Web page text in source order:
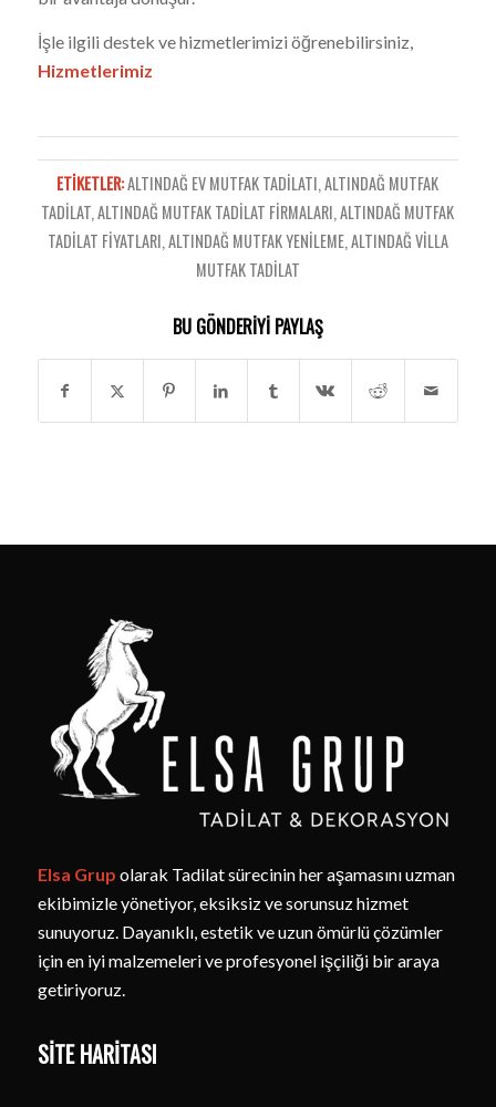
İşle ilgili destek ve hizmetlerimizi öğrenebilirsiniz,
Hizmetlerimiz
ETIKETLER:ALTINDAĞ EV MUTFAK TADILATI,ALTINDAĞ MUTFAK
TADILAT,ALTINDAĞ MUTFAK TADILAT FIRMALARI,ALTINDAĞ MUTFAK
TADILAT FIYATLARI,ALTINDAĞ MUTFAK YENILEME,ALTINDAĞ VILLA
MUTFAK TADILAT
BU GÖNDERIYI PAYLAŞ
Elsa Grup olarak Tadilat sürecinin her aşamasını uzman
ekibimizle yönetiyor, eksiksiz ve sorunsuz hizmet
sunuyoruz. Dayanıklı, estetik ve uzun ömürlü çözümler
için en iyi malzemeleri ve profesyonel işçiliği bir araya
getiriyoruz.
SITE HARITASI